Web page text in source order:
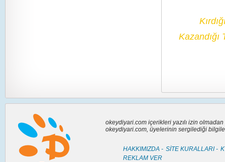
Kazandığı
okeydiyari.com içerikleri yazılı izin
okeydiyari.com, üyelerinin sergilediği
HAKKIMIZDA - SİTE KURALLARI -
REKLAM VER